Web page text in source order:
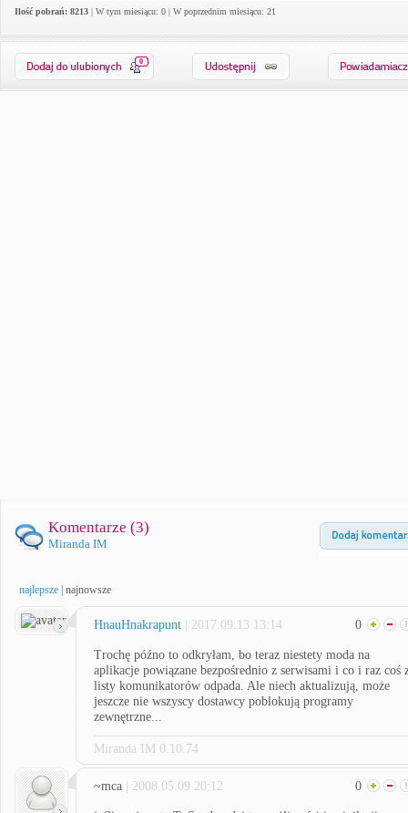
Ilość pobrań: 8213 | W tym miesiącu: 0 | W poprzednim miesiącu: 21
0
Komentarze (3)
Miranda IM
najlepsze najnowsze
HnauHnakrapunt | 2017.09.13 13:14 0
Trochę późno to odkryłam, bo teraz niestety moda na
aplikacje powiązane bezpośrednio z serwisami i co i raz coś
listy komunikatorów odpada. Ale niech aktualizują, może
jeszcze nie wszyscy dostawcy poblokują programy
zewnętrzne...
Miranda IM 0.10.74
~mca | 2008.05.09 20:12 0